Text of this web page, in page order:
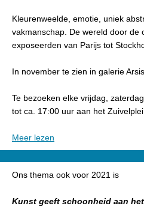
Kleurenweelde, emotie, uniek
vakmanschap. De wereld door de
exposeerden van Parijs tot
In november te zien in galerie Arsis.
Te bezoeken elke vrijdag,
tot ca. 17:00 uur aan het
Meer lezen
Ons thema ook voor 2021 is
Kunst geeft schoonheid aan